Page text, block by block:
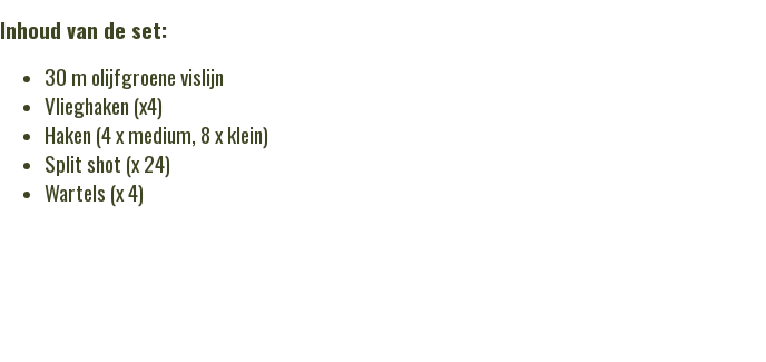
Inhoud van de set:
30 m olijfgroene vislijn
Vlieghaken (x4)
Haken (4 x medium, 8 x klein)
Split shot (x 24)
Wartels (x 4)